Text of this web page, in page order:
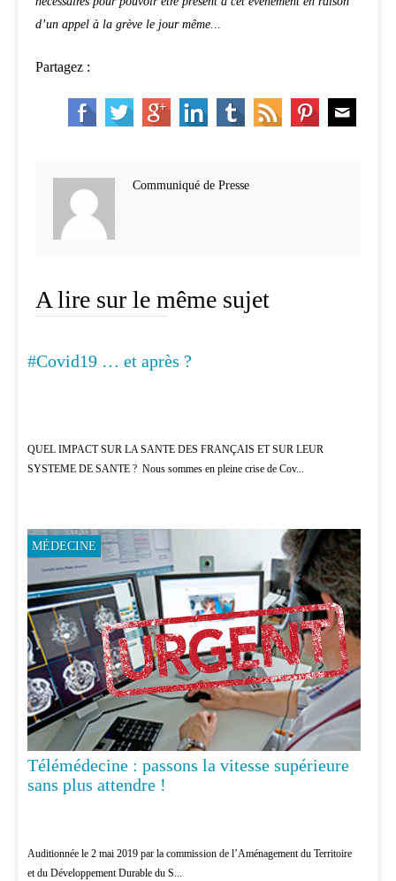
d’un appel à la grève le jour même.
Partagez :
Communiqué de Presse
A lire sur le même sujet
MÉDECINE
#Covid19 … et après ?
QUEL IMPACT SUR LA SANTE DES FRANÇAIS ET SUR LEUR
SYSTEME DE SANTE ? Nous sommes en pleine crise de Cov...
MÉDECINE
Télémédecine : passons la vitesse supérieure
sans plus attendre !
Auditionnée le 2 mai 2019 par la commission de l’Aménagement du Territoire
et du Développement Durable du S...